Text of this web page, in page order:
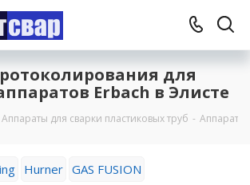
для
Erbach в Элисте
Аппараты для сварки пластиковых труб - Аппараты
Hurner GAS FUSION